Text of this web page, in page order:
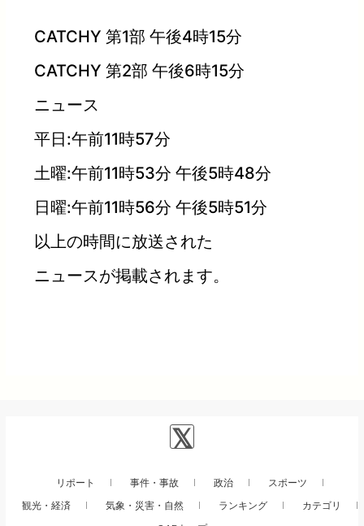
CATCHY 第1部 午後4時15分
CATCHY 第2部 午後6時15分
ニュース
平日:午前11時57分
土曜:午前11時53分 午後5時48分
日曜:午前11時56分 午後5時51分
以上の時間に放送された
ニュースが掲載されます。
リポート 事件・事故 政治
スポーツ
観光・経済
気象・災害・自然 ランキング
カテゴリ